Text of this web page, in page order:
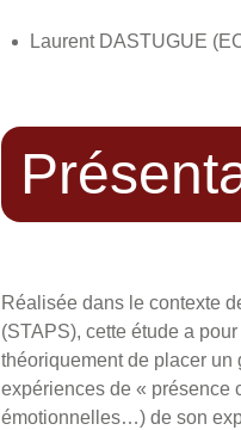
Laurent DASTUGUE
Réalisée dans le contexte
(STAPS), cette étude a
théoriquement de placer un
expériences de « présence
émotionnelles…) de son